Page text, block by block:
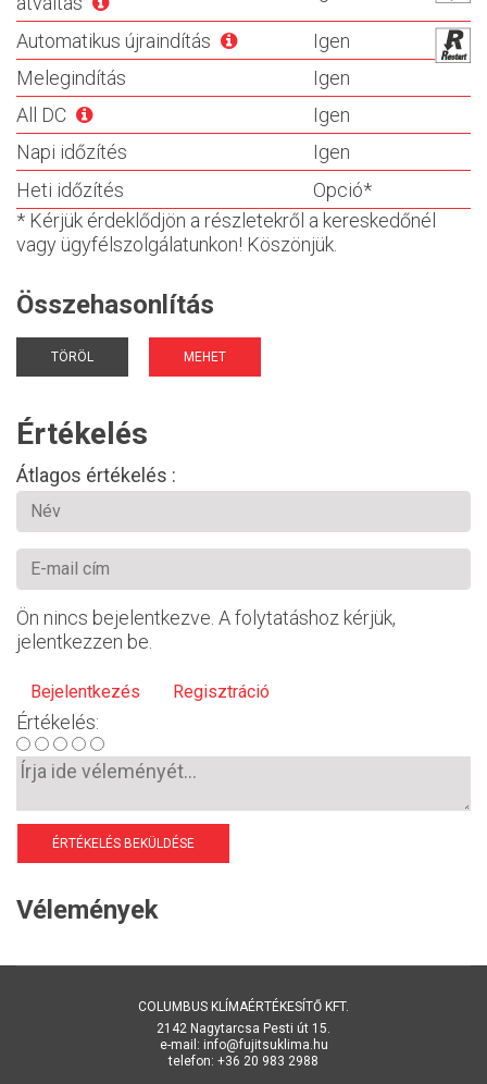
Automatikus újraindítás
Igen
Melegindítás
Igen
All DC
Igen
Napi időzítés
Igen
Heti időzítés
Opció*
* Kérjük érdeklődjön a részletekről a kereskedőnél
vagy ügyfélszolgálatunkon! Köszönjük.
Összehasonlítás
TÖRÖL MEHET
Értékelés
Átlagos értékelés :
Ön nincs bejelentkezve. A folytatáshoz kérjük,
jelentkezzen be.
Bejelentkezés Regisztráció
Értékelés:
ÉRTÉKELÉS BEKÜLDÉSE
Vélemények
COLUMBUS KLÍMAÉRTÉKESÍTŐ KFT.
2142 Nagytarcsa Pesti út 15.
e-mail: info@fujitsuklima.hu
telefon: +36 20 983 2988